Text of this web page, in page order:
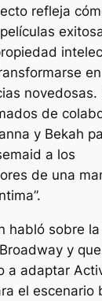
refleja
en
novedosas.
de
y Bekah
a los
de una
habló sobre
y
a adaptar
el escenario